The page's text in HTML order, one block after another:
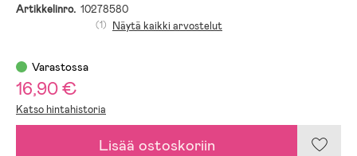
Artikkelinro. 10278580
(1) Näytä kaikki arvostelut
Varastossa
16,90 €
Katso hintahistoria
Lisää ostoskoriin